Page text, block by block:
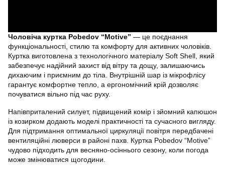
Чоловіча куртка Pobedov “Motive” — це поєднання
функціональності, стилю та комфорту для активних чоловіків.
Куртка виготовлена з технологічного матеріалу Soft Shell, який
забезпечує надійний захист від вітру та дощу, залишаючись
дихаючим і приємним до тіла. Внутрішній шар із мікрофлісу
гарантує комфортне тепло, а ергономічний крій дозволяє
почуватися вільно під час руху.
Напівприталений силует, підвищений комір і зйомний капюшон
із козирком додають моделі практичності та сучасного вигляду.
Для підтримання оптимальної циркуляції повітря передбачені
вентиляційні люверси в районі пахв. Куртка Pobedov “Motive”
чудово підходить для весняно-осіннього сезону, коли погода
може змінюватися щогодини.